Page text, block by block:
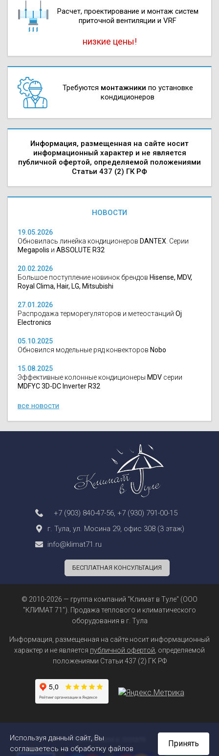
Расчет, проектирова­ние и монтаж систем
приточной вентиляции и VRF
низкие цены!
Требуются монтажники по установке
кондиционеров
Информация, размещенная на сайте носит
информационный характер и не является
публичной офертой, определяемой положениями
Статьи 437 (2) ГК РФ
НОВОСТИ
19.05.2026
Обновилась линейка кондиционеров DANTEX . Серии
Megapolis и ABSOLUTE R32
20.02.2026
Большое поступление новинок брендов Hisense, MDV,
Royal Clima, Hair, LG, Mitsubishi
27.01.2026
Распродажа терморегуляторов и метеостанций Oj
Electronics
05.10.2025
Обновился модельные ряд конвекторов Nobo
15.08.2025
Эффективные колонные кондиционеры MDV серии
MDFYC 3D-DC Inverter R32
все новости
+7 (903) 840-47-56 +7 (930) 791-00-15
г. Тула, ул. Мосина 29, офис 308 (3 этаж)
info@klimat71.ru
БЕСПЛАТНАЯ КОНСУЛЬТАЦИЯ
© 2010-2026 — группа компаний "Климат в Туле" (ООО
"КЛИМАТ 71"). Продажа теплового и климатического
оборудования в г. Тула
Информация, размещенная на сайте носит информационный
характер и не является публичной офертой , определяемой
положениями Статьи 437 (2) ГК РФ
Принимаем к оплате
Используя данный сайт, Вы
соглашаетесь на обработку файлов
Принять